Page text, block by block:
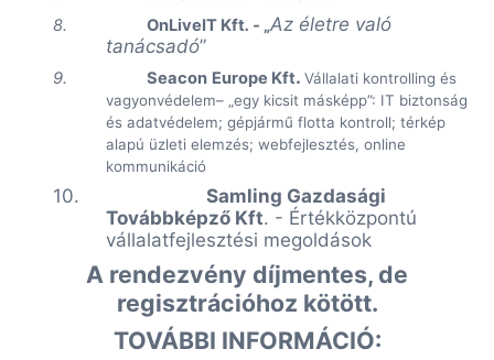
8.
OnLiveIT Kft. - „Az életre való
tanácsadó”
9. Seacon Europe Kft.Vállalati kontrolling és
vagyonvédelem– „egy kicsit másképp”: IT biztonság
és adatvédelem; gépjármű flotta kontroll; térkép
alapú üzleti elemzés; webfejlesztés, online
kommunikáció
10.Samling Gazdasági
Továbbképző Kft. - Értékközpontú
vállalatfejlesztési megoldások
A rendezvény díjmentes, de
regisztrációhoz kötött.
TOVÁBBI INFORMÁCIÓ: